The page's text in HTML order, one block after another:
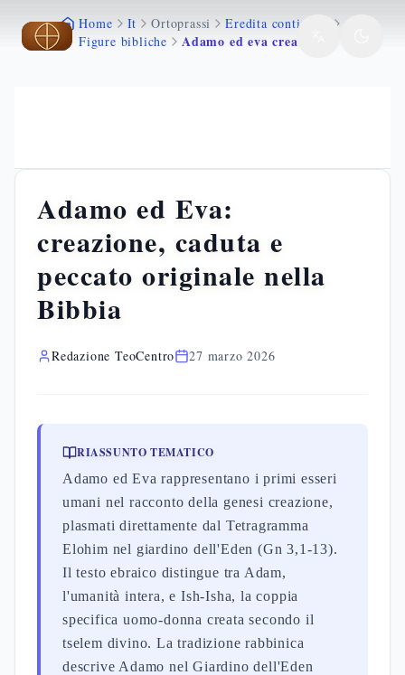
Vai al contenuto principale
Home It Ortoprassi
Eredita continuita
Figure bibliche
Adamo ed Eva:
creazione, caduta e
peccato originale nella
Bibbia
Redazione TeoCentro 27 marzo 2026
RIASSUNTO TEMATICO
Adamo ed Eva rappresentano i primi esseri
umani nel racconto della genesi creazione,
plasmati direttamente dal Tetragramma
Elohim nel giardino dell'Eden (Gn 3,1-13).
Il testo ebraico distingue tra Adam,
l'umanità intera, e Ish-Isha, la coppia
specifica uomo-donna creata secondo il
tselem divino. La tradizione rabbinica
descrive Adamo nel Giardino dell'Eden
Vai al contenuto principale
Vai al contenuto principale